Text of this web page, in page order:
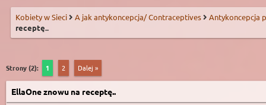
Kobiety w Sieci A jak antykoncepcja/ Contraceptives
Antykoncepcja
receptę..
Strony (2): 1 2 Dalej »
EllaOne znowu na receptę..